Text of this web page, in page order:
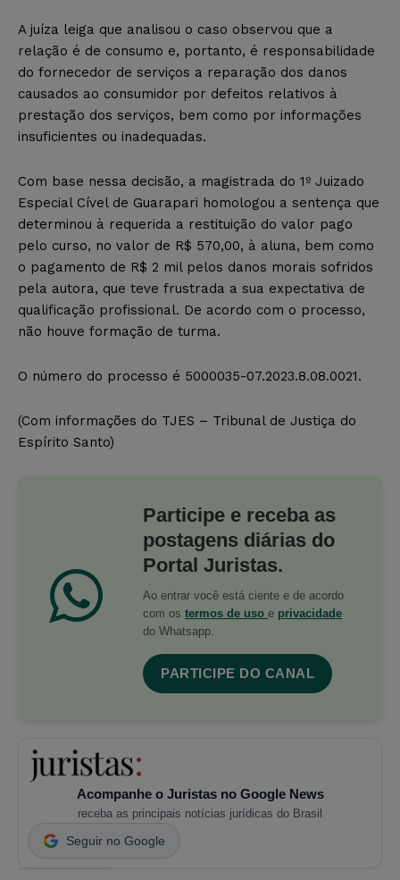
A juíza leiga que analisou o caso observou que a
relação é de consumo e, portanto, é responsabilidade
do fornecedor de serviços a reparação dos danos
causados ao consumidor por defeitos relativos à
prestação dos serviços, bem como por informações
insuficientes ou inadequadas.
Com base nessa decisão, a magistrada do 1º Juizado
Especial Cível de Guarapari homologou a sentença que
determinou à requerida a restituição do valor pago
pelo curso, no valor de R$ 570,00, à aluna, bem como
o pagamento de R$ 2 mil pelos danos morais sofridos
pela autora, que teve frustrada a sua expectativa de
qualificação profissional. De acordo com o processo,
não houve formação de turma.
O número do processo é 5000035-07.2023.8.08.0021.
(Com informações do TJES – Tribunal de Justiça do
Espírito Santo)
Participe e receba as
postagens diárias do
Portal Juristas.
Ao entrar você está ciente e de acordo
com os termos de uso e privacidade
do Whatsapp.
PARTICIPE DO CANAL
Acompanhe o Juristas no Google News
receba as principais notícias jurídicas do Brasil
Seguir no Google